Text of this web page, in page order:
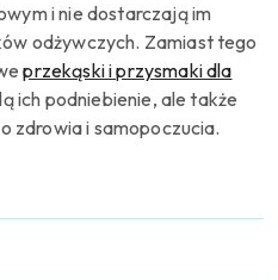
i nie dostarczają im
odżywczych. Zamiast tego
przekąski i przysmaki dla
ich podniebienie, ale także
zdrowia i samopoczucia.